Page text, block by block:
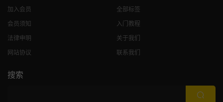
加入会员
会员须知
法律申明
网站协议
全部标签
入门教程
关于我们
联系我们
搜索